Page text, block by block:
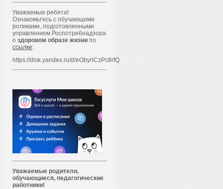
Уважаемые ребята!
Ознакомьтесь с обучающими
роликами, подготовленными
управлением Роспотребнадзора
о здоровом образе жизнипо
ссылке:
https://disk.yandex.ru/d/eObyrlCzPc8rfQ
Уважаемые родители,
обучающиеся, педагогические
работники!